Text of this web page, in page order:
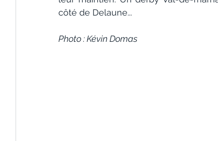
côté de Delaune...
Photo : Kévin Domas